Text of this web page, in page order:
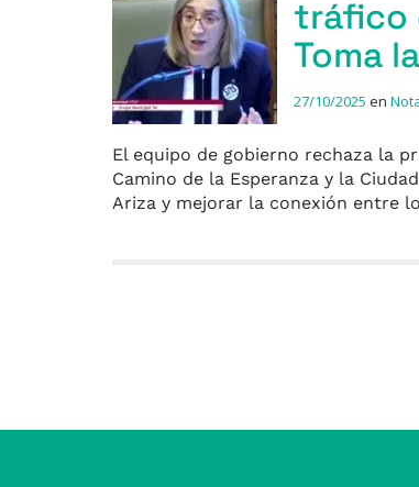
tráfico
Toma
27/10/2025 en
El equipo de gobierno rechaza la
Camino de la Esperanza y la
Ariza y mejorar la conexión entre